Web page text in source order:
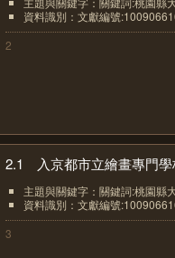
資料識別：文獻編號
2
2.1 入京都市立繪畫專門學
主題與關鍵字：關鍵詞:桃園縣
資料識別：文獻編號
3